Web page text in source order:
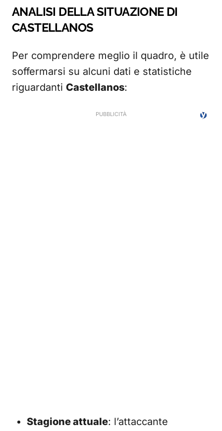
ANALISI DELLA SITUAZIONE DI
CASTELLANOS
Per comprendere meglio il quadro, è utile
soffermarsi su alcuni dati e statistiche
riguardanti Castellanos:
Stagione attuale: l’attaccante